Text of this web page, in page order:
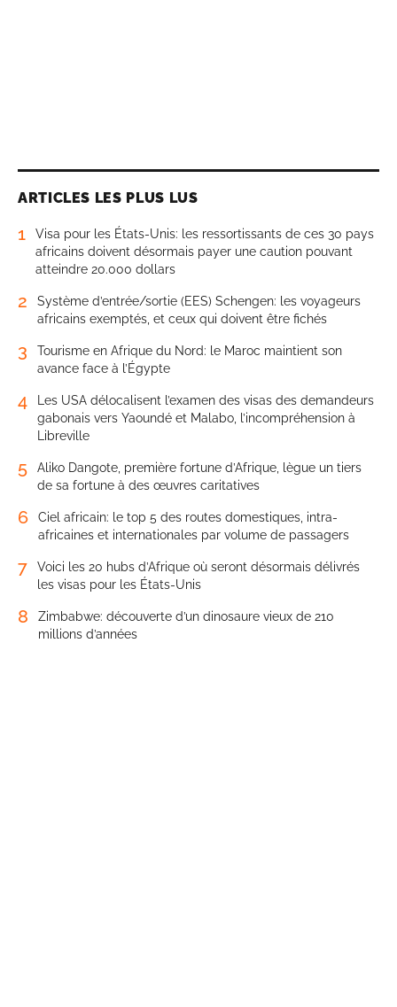
ARTICLES LES PLUS LUS
1
Visa pour les États-Unis: les ressortissants de ces 30 pays
africains doivent désormais payer une caution pouvant
atteindre 20.000 dollars
2
Système d’entrée/sortie (EES) Schengen: les voyageurs
africains exemptés, et ceux qui doivent être fichés
3
Tourisme en Afrique du Nord: le Maroc maintient son
avance face à l’Égypte
4
Les USA délocalisent l’examen des visas des demandeurs
gabonais vers Yaoundé et Malabo, l’incompréhension à
Libreville
5
Aliko Dangote, première fortune d’Afrique, lègue un tiers
de sa fortune à des œuvres caritatives
6
Ciel africain: le top 5 des routes domestiques, intra-
africaines et internationales par volume de passagers
7
Voici les 20 hubs d’Afrique où seront désormais délivrés
les visas pour les États-Unis
8
Zimbabwe: découverte d’un dinosaure vieux de 210
millions d’années